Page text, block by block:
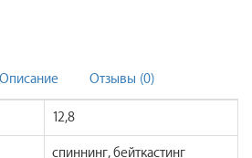
Описание Отзывы (0)
12,8
спиннинг, бейткастинг